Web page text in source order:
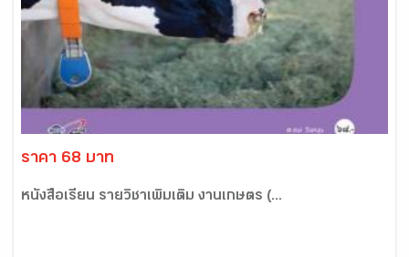
ราคา 68 บาท
หนังสือเรียน รายวิชาเพิ่มเติม งานเกษตร (...